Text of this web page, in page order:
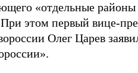
«отдельные районы
этом первый вице-
Олег Царев